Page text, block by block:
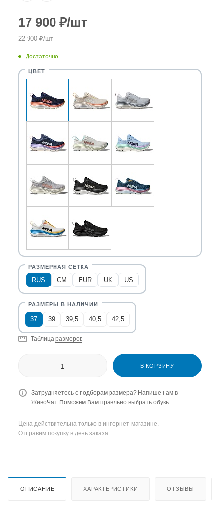
17 900 ₽/шт
22 900₽/шт
Достаточно
RUS CM EUR UK US
37 39 39,5 40,5 42,5
Таблица размеров
В КОРЗИНУ
Затрудняетесь с подборам размера? Напише нам в
ЖивоЧат. Поможем Вам правльно выбрать обувь.
Цена действительна только в интернет-магазине.
Отправим покупку в день заказа
ОПИСАНИЕ ХАРАКТЕРИСТИКИ ОТЗЫВЫ